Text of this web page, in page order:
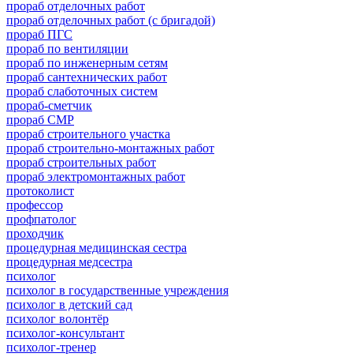
прораб отделочных работ
прораб отделочных работ (с бригадой)
прораб ПГС
прораб по вентиляции
прораб по инженерным сетям
прораб сантехнических работ
прораб слаботочных систем
прораб-сметчик
прораб СМР
прораб строительного участка
прораб строительно-монтажных работ
прораб строительных работ
прораб электромонтажных работ
протоколист
профессор
профпатолог
проходчик
процедурная медицинская сестра
процедурная медсестра
психолог
психолог в государственные учреждения
психолог в детский сад
психолог волонтёр
психолог-консультант
психолог-тренер